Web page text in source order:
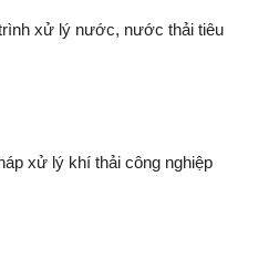
xử lý nước, nước thải tiêu
xử lý khí thải công nghiệp